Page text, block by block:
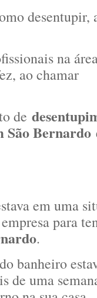
desentupir,
na
ao chamar
de
São Bernardo
em uma
para
.
banheiro
de uma